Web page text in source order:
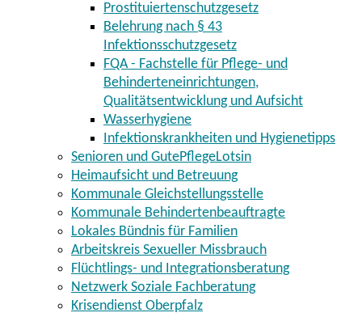
Prostituiertenschutzgesetz
Belehrung nach § 43
Infektionsschutzgesetz
FQA - Fachstelle für Pflege- und
Behinderteneinrichtungen,
Qualitätsentwicklung und Aufsicht
Wasserhygiene
Infektionskrankheiten und Hygienetipps
Senioren und GutePflegeLotsin
Heimaufsicht und Betreuung
Kommunale Gleichstellungsstelle
Kommunale Behindertenbeauftragte
Lokales Bündnis für Familien
Arbeitskreis Sexueller Missbrauch
Flüchtlings- und Integrationsberatung
Netzwerk Soziale Fachberatung
Krisendienst Oberpfalz